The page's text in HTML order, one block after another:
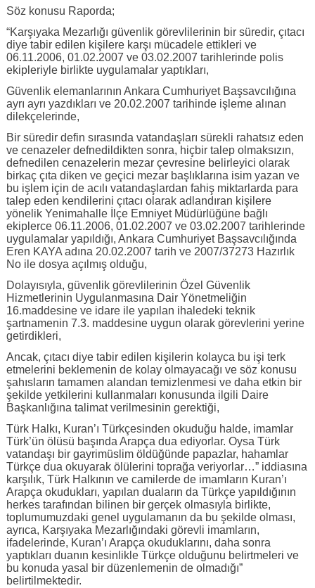
Söz konusu Raporda;
“Karşıyaka Mezarlığı güvenlik görevlilerinin bir süredir, çıtacı
diye tabir edilen kişilere karşı mücadele ettikleri ve
06.11.2006, 01.02.2007 ve 03.02.2007 tarihlerinde polis
ekipleriyle birlikte uygulamalar yaptıkları,
Güvenlik elemanlarının Ankara Cumhuriyet Başsavcılığına
ayrı ayrı yazdıkları ve 20.02.2007 tarihinde işleme alınan
dilekçelerinde,
Bir süredir defin sırasında vatandaşları sürekli rahatsız eden
ve cenazeler defnedildikten sonra, hiçbir talep olmaksızın,
defnedilen cenazelerin mezar çevresine belirleyici olarak
birkaç çıta diken ve geçici mezar başlıklarına isim yazan ve
bu işlem için de acılı vatandaşlardan fahiş miktarlarda para
talep eden kendilerini çıtacı olarak adlandıran kişilere
yönelik Yenimahalle İlçe Emniyet Müdürlüğüne bağlı
ekiplerce 06.11.2006, 01.02.2007 ve 03.02.2007 tarihlerinde
uygulamalar yapıldığı, Ankara Cumhuriyet Başsavcılığında
Eren KAYA adına 20.02.2007 tarih ve 2007/37273 Hazırlık
No ile dosya açılmış olduğu,
Dolayısıyla, güvenlik görevlilerinin Özel Güvenlik
Hizmetlerinin Uygulanmasına Dair Yönetmeliğin
16.maddesine ve idare ile yapılan ihaledeki teknik
şartnamenin 7.3. maddesine uygun olarak görevlerini yerine
getirdikleri,
Ancak, çıtacı diye tabir edilen kişilerin kolayca bu işi terk
etmelerini beklemenin de kolay olmayacağı ve söz konusu
şahısların tamamen alandan temizlenmesi ve daha etkin bir
şekilde yetkilerini kullanmaları konusunda ilgili Daire
Başkanlığına talimat verilmesinin gerektiği,
Türk Halkı, Kuran’ı Türkçesinden okuduğu halde, imamlar
Türk’ün ölüsü başında Arapça dua ediyorlar. Oysa Türk
vatandaşı bir gayrimüslim öldüğünde papazlar, hahamlar
Türkçe dua okuyarak ölülerini toprağa veriyorlar…” iddiasına
karşılık, Türk Halkının ve camilerde de imamların Kuran’ı
Arapça okudukları, yapılan duaların da Türkçe yapıldığının
herkes tarafından bilinen bir gerçek olmasıyla birlikte,
toplumumuzdaki genel uygulamanın da bu şekilde olması,
ayrıca, Karşıyaka Mezarlığındaki görevli imamların,
ifadelerinde, Kuran’ı Arapça okuduklarını, daha sonra
yaptıkları duanın kesinlikle Türkçe olduğunu belirtmeleri ve
bu konuda yasal bir düzenlemenin de olmadığı”
belirtilmektedir.